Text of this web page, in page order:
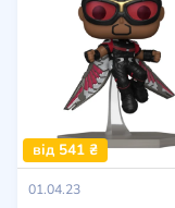
від 541 ₴
01.04.23